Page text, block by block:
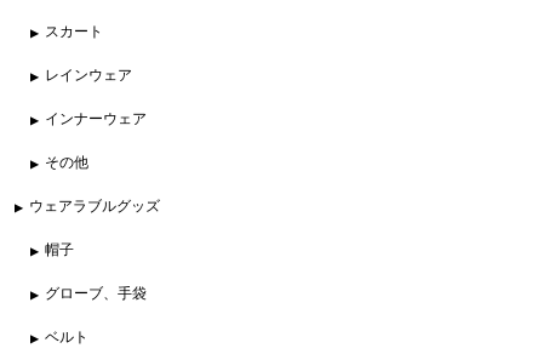
スカート
レインウェア
インナーウェア
その他
ウェアラブルグッズ
帽子
グローブ、手袋
ベルト